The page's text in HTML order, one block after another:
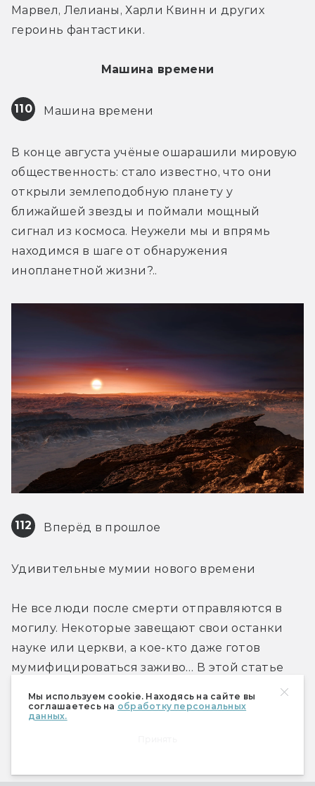
Мы используем cookie. Находясь на сайте вы
соглашаетесь на обработку персональных
данных.
Марвел, Лелианы, Харли Квинн и других
героинь фантастики.
Машина времени
110 Машина времени
В конце августа учёные ошарашили мировую
общественность: стало известно, что они
открыли землеподобную планету у
ближайшей звезды и поймали мощный
сигнал из космоса. Неужели мы и впрямь
находимся в шаге от обнаружения
инопланетной жизни?..
112 Вперёд в прошлое
Удивительные мумии нового времени
Не все люди после смерти отправляются в
могилу. Некоторые завещают свои останки
науке или церкви, а кое-кто даже готов
мумифицироваться заживо… В этой статье
приключения не менее интересны, чем